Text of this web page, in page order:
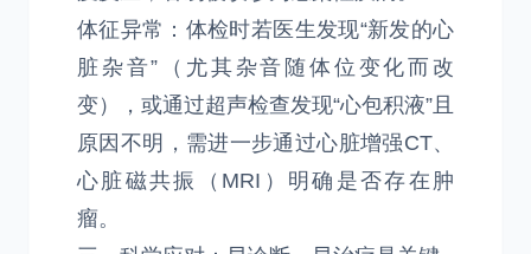
体征异常：体检时若医生发现“新发的心
脏杂音”（尤其杂音随体位变化而改
变），或通过超声检查发现“心包积液”且
原因不明，需进一步通过心脏增强CT、
心脏磁共振（MRI）明确是否存在肿
瘤。